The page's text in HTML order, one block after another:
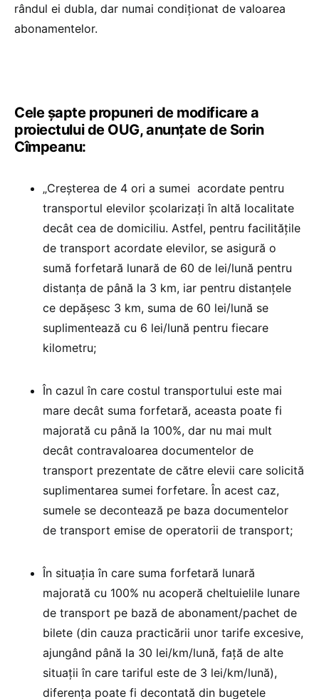
rândul ei dubla, dar numai condiționat de valoarea
abonamentelor.
Cele șapte propuneri de modificare a
proiectului de OUG, anunțate de Sorin
Cîmpeanu:
„Creșterea de 4 ori a sumei acordate pentru
transportul elevilor școlarizați în altă localitate
decât cea de domiciliu. Astfel, pentru facilităţile
de transport acordate elevilor, se asigură o
sumă forfetară lunară de 60 de lei/lună pentru
distanţa de până la 3 km, iar pentru distanţele
ce depăşesc 3 km, suma de 60 lei/lună se
suplimentează cu 6 lei/lună pentru fiecare
kilometru;
În cazul în care costul transportului este mai
mare decât suma forfetară, aceasta poate fi
majorată cu până la 100%, dar nu mai mult
decât contravaloarea documentelor de
transport prezentate de către elevii care solicită
suplimentarea sumei forfetare. În acest caz,
sumele se decontează pe baza documentelor
de transport emise de operatorii de transport;
În situația în care suma forfetară lunară
majorată cu 100% nu acoperă cheltuielile lunare
de transport pe bază de abonament/pachet de
bilete (din cauza practicării unor tarife excesive,
ajungând până la 30 lei/km/lună, față de alte
situații în care tariful este de 3 lei/km/lună),
diferența poate fi decontată din bugetele